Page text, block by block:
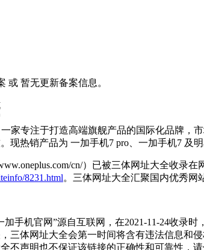
或 暂无更新备案信息。
家专注于打造高端旗舰产品的国际化品牌，
现热销产品为 一加手机7 pro、一加手机7 及明
cn/）已被三体网址大全收录
8231.html。三体网址大全汇聚国内优秀网
加手机官网”源自互联网，在2021-11-24收录
三体网址大全会第一时间将含有违法信息和
不声明也不保证该链接的正确性和可靠性，